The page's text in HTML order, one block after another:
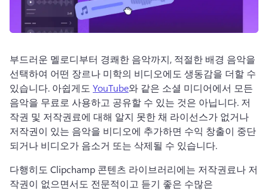
부드러운 멜로디부터 경쾌한 음악까지, 적절한 배경 음악을
선택하여 어떤 장르나 미학의 비디오에도 생동감을 더할 수
있습니다. 아쉽게도 YouTube와 같은 소셜 미디어에서 모든
음악을 무료로 사용하고 공유할 수 있는 것은 아닙니다. 저
작권 및 저작권료에 대해 알지 못한 채 라이선스가 없거나
저작권이 있는 음악을 비디오에 추가하면 수익 창출이 중단
되거나 비디오가 음소거 또는 삭제될 수 있습니다.
다행히도 Clipchamp 콘텐츠 라이브러리에는 저작권료나 저
작권이 없으면서도 전문적이고 듣기 좋은 수많은